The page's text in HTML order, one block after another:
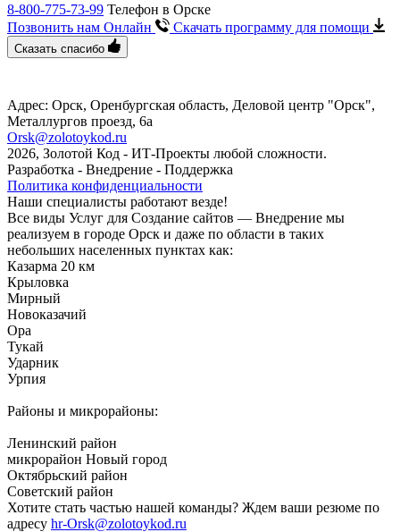
8-800-775-73-99 Телефон в Орске
Позвонить нам Онлайн
Скачать программу для помощи
Сказать спасибо
Адрес: Орск, Оренбургская область, Деловой центр "Орск",
Металлургов проезд, 6a
Orsk@zolotoykod.ru
2026, Золотой Код - ИТ-Проекты любой сложности.
Разработка - Внедрение - Поддержка
Политика конфиденциальности
Наши специалисты работают везде!
Все виды Услуг для Создание сайтов — Внедрение мы
реализуем в городе Орск и даже по области в таких
небольших населенных пунктах как:
Казарма 20 км
Крыловка
Мирный
Новоказачий
Ора
Тукай
Ударник
Урпия
Районы и микрорайоны:
Ленинский район
микрорайон Новый город
Октябрьский район
Советский район
Хотите стать частью нашей команды? Ждем ваши резюме по
адресу hr-Orsk@zolotoykod.ru